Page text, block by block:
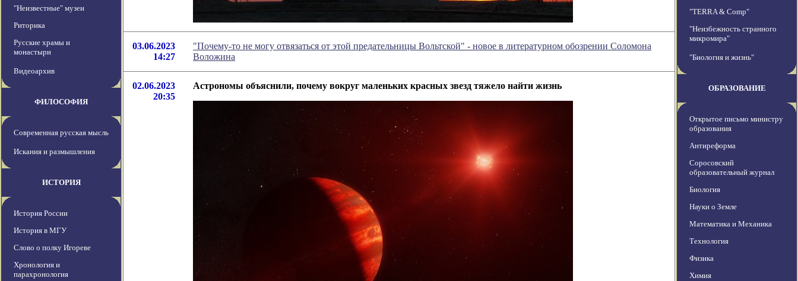
"Неизвестные" музеи
Риторика
Русские храмы и
монастыри
Видеоархив
ФИЛОСОФИЯ
Современная русская мысль
Искания и размышления
ИСТОРИЯ
История России
История в МГУ
Слово о полку Игореве
Хронология и
парахронология
03.06.2023
14:27
"Почему-то не могу отвязаться от этой предательницы Вольтской" - новое в литературном обозрении Соломона
Воложина
02.06.2023
20:35
Астрономы объяснили, почему вокруг маленьких красных звезд тяжело найти жизнь
"TERRA & Comp"
"Неизбежность странного
микромира"
"Биология и жизнь"
ОБРАЗОВАНИЕ
Открытое письмо министру
образования
Антиреформа
Соросовский
образовательный журнал
Биология
Науки о Земле
Математика и Механика
Технология
Физика
Химия